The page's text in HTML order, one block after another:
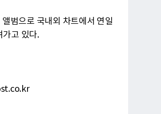
범으로 국내외 차트에서 연일
가고 있다.